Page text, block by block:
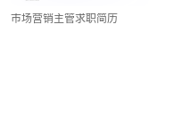
市场营销主管求职简历